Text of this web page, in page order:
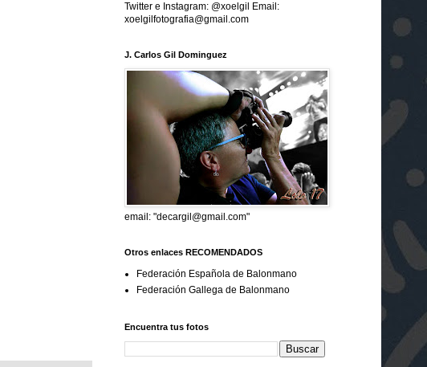
Twitter e Instagram: @xoelgil Email:
xoelgilfotografia@gmail.com
J. Carlos Gil Dominguez
email: "decargil@gmail.com"
Otros enlaces RECOMENDADOS
Federación Española de Balonmano
Federación Gallega de Balonmano
Encuentra tus fotos